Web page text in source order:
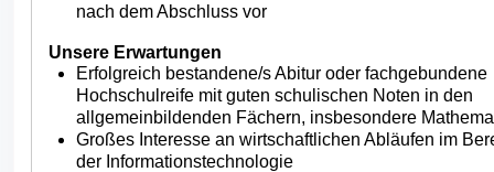
nach dem Abschluss vor
Unsere Erwartungen
Erfolgreich bestandene/s Abitur oder fachgebundene
Hochschulreife mit guten schulischen Noten in den
allgemeinbildenden Fächern, insbesondere
Großes Interesse an wirtschaftlichen Abläufen im
der Informationstechnologie